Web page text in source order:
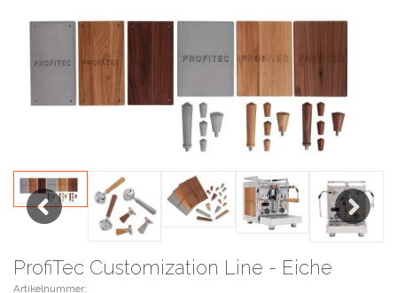
Next
ProfiTec Customization Line - Eiche
Artikelnummer: